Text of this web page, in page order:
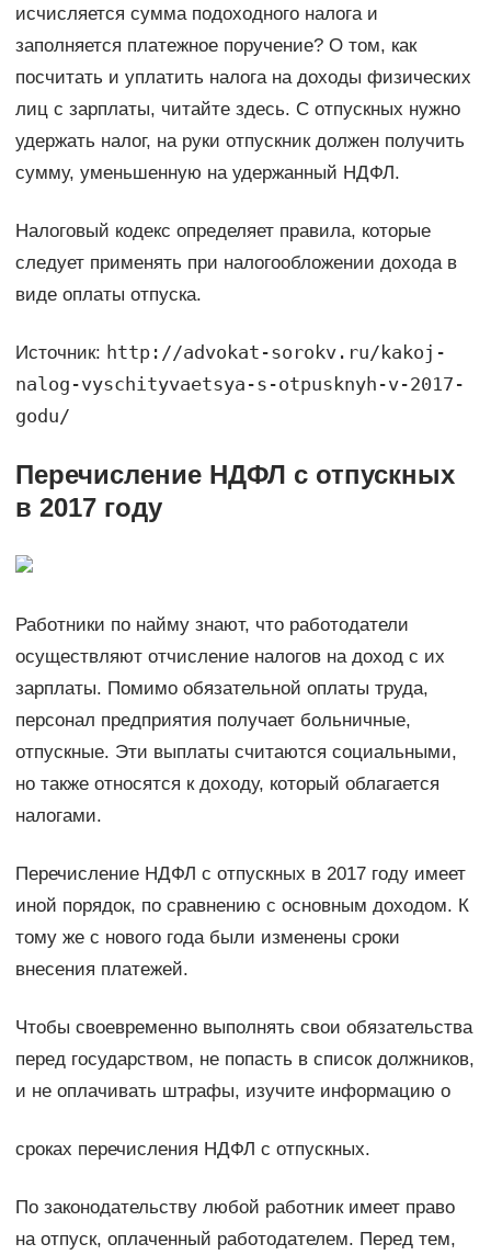
исчисляется сумма подоходного налога и
заполняется платежное поручение? О том, как
посчитать и уплатить налога на доходы физических
лиц с зарплаты, читайте здесь. С отпускных нужно
удержать налог, на руки отпускник должен получить
сумму, уменьшенную на удержанный НДФЛ.
Налоговый кодекс определяет правила, которые
следует применять при налогообложении дохода в
виде оплаты отпуска.
Источник: http://advokat-sorokv.ru/kakoj-
nalog-vyschityvaetsya-s-otpusknyh-v-2017-
godu/
Перечисление НДФЛ с отпускных
в 2017 году
Работники по найму знают, что работодатели
осуществляют отчисление налогов на доход с их
зарплаты. Помимо обязательной оплаты труда,
персонал предприятия получает больничные,
отпускные. Эти выплаты считаются социальными,
но также относятся к доходу, который облагается
налогами.
Перечисление НДФЛ с отпускных в 2017 году имеет
иной порядок, по сравнению с основным доходом. К
тому же с нового года были изменены сроки
внесения платежей.
Чтобы своевременно выполнять свои обязательства
перед государством, не попасть в список должников,
и не оплачивать штрафы, изучите информацию о
сроках перечисления НДФЛ с отпускных.
По законодательству любой работник имеет право
на отпуск, оплаченный работодателем. Перед тем,